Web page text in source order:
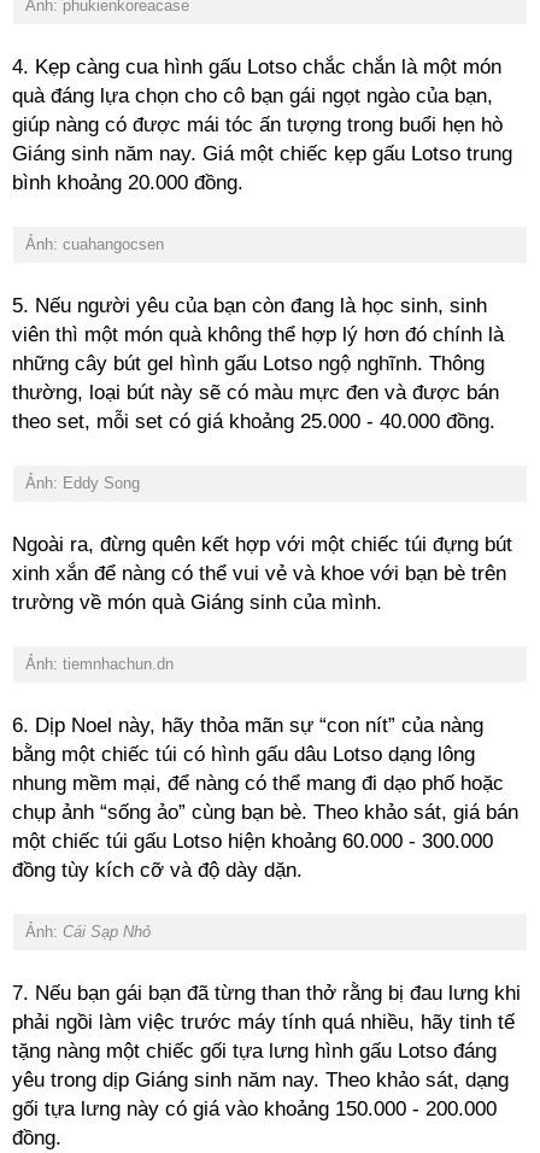
Ảnh: phukienkoreacase
4. Kẹp càng cua hình gấu Lotso chắc chắn là một món
quà đáng lựa chọn cho cô bạn gái ngọt ngào của bạn,
giúp nàng có được mái tóc ấn tượng trong buổi hẹn hò
Giáng sinh năm nay. Giá một chiếc kẹp gấu Lotso trung
bình khoảng 20.000 đồng.
Ảnh: cuahangocsen
5. Nếu người yêu của bạn còn đang là học sinh, sinh
viên thì một món quà không thể hợp lý hơn đó chính là
những cây bút gel hình gấu Lotso ngộ nghĩnh. Thông
thường, loại bút này sẽ có màu mực đen và được bán
theo set, mỗi set có giá khoảng 25.000 - 40.000 đồng.
Ảnh: Eddy Song
Ngoài ra, đừng quên kết hợp với một chiếc túi đựng bút
xinh xắn để nàng có thể vui vẻ và khoe với bạn bè trên
trường về món quà Giáng sinh của mình.
Ảnh: tiemnhachun.dn
6. Dịp Noel này, hãy thỏa mãn sự “con nít” của nàng
bằng một chiếc túi có hình gấu dâu Lotso dạng lông
nhung mềm mại, để nàng có thể mang đi dạo phố hoặc
chụp ảnh “sống ảo” cùng bạn bè. Theo khảo sát, giá bán
một chiếc túi gấu Lotso hiện khoảng 60.000 - 300.000
đồng tùy kích cỡ và độ dày dặn.
Ảnh: Cái Sạp Nhỏ
7. Nếu bạn gái bạn đã từng than thở rằng bị đau lưng khi
phải ngồi làm việc trước máy tính quá nhiều, hãy tinh tế
tặng nàng một chiếc gối tựa lưng hình gấu Lotso đáng
yêu trong dịp Giáng sinh năm nay. Theo khảo sát, dạng
gối tựa lưng này có giá vào khoảng 150.000 - 200.000
đồng.